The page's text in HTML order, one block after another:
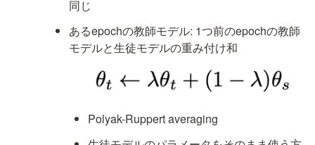
同じ
あるepochの教師モデル: 1つ前のepochの教師
モデルと生徒モデルの重み付け和
Polyak-Ruppert averaging